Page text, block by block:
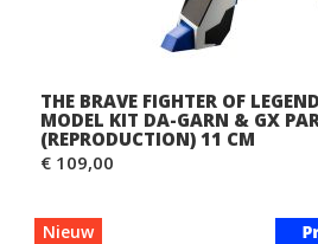
THE BRAVE FIGHTER OF
MODEL KIT DA-GARN & GX
(REPRODUCTION) 11 CM
€ 109,00
Nieuw